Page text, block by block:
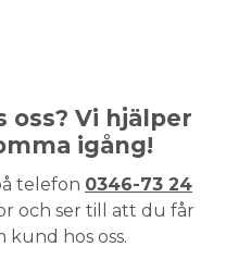
oss? Vi hjälper
igång!
telefon 0346-73 24
och ser till att du får
kund hos oss.